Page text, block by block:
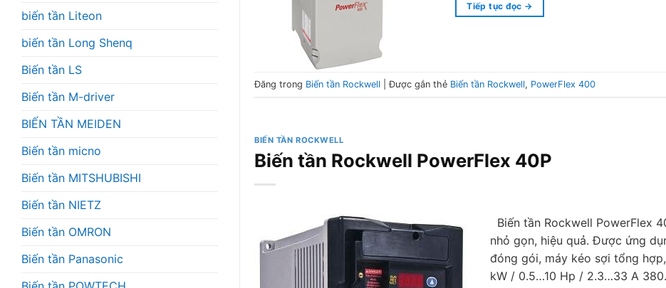
biến tần Liteon
biến tần Long Shenq
Biến tần LS
Biến tần M-driver
BIẾN TẦN MEIDEN
Biến tần micno
Biến tần MITSHUBISHI
Biến tần NIETZ
Biến tần OMRON
Biến tần Panasonic
Tiếp tục đọc →
Đăng trong Biến tần Rockwell |Được gắn thẻ Biến tần Rockwell, PowerFlex 400
BIẾN TẦN ROCKWELL
Biến tần Rockwell PowerFlex 40P
Biến tần Rockwell PowerFlex
nhỏ gọn, hiệu quả. Được ứng
đóng gói, máy kéo sợi tổng
kW / 0.5…10 Hp / 2.3…33 A